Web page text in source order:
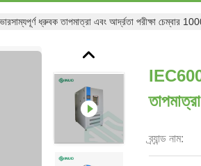
ধ্রুবক তাপমাত্রা এবং আর্দ্রতা পরীক্ষা চেম্বার
ব্র্যান্ড নাম: